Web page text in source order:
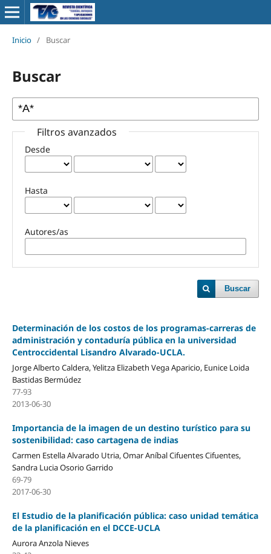
Inicio / Buscar
Buscar
Filtros avanzados
Desde
Hasta
Autores/as
Buscar
Determinación de los costos de los programas-carreras de
administración y contaduría pública en la universidad
Centroccidental Lisandro Alvarado-UCLA.
Jorge Alberto Caldera, Yelitza Elizabeth Vega Aparicio, Eunice Loida
Bastidas Bermúdez
77-93
2013-06-30
Importancia de la imagen de un destino turístico para su
sostenibilidad: caso cartagena de indias
Carmen Estella Alvarado Utria, Omar Aníbal Cifuentes Cifuentes,
Sandra Lucia Osorio Garrido
69-79
2017-06-30
El Estudio de la planificación pública: caso unidad temática
de la planificación en el DCCE-UCLA
Aurora Anzola Nieves